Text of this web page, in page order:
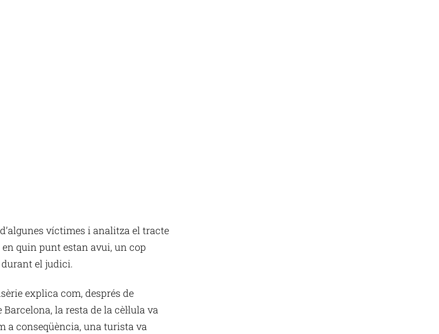
víctimes i analitza el tracte
quin punt estan avui, un cop
el judici.
explica com, després de
la resta de la cèl·lula va
a conseqüència, una turista va